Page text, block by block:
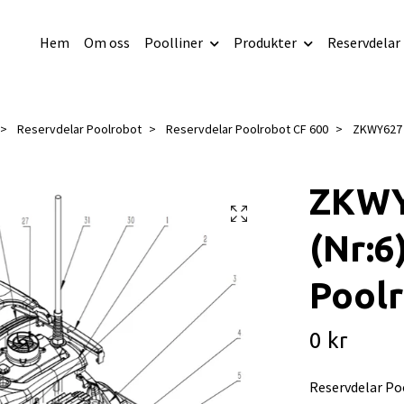
Hem Om oss Poolliner Produkter Reservdelar
Reservdelar Poolrobot Reservdelar Poolrobot CF 600
0 kr
Reservdelar